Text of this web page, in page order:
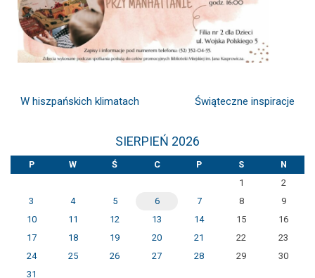
W hiszpańskich klimatach Świąteczne inspiracje
SIERPIEŃ 2026
P W Ś C P S
N
1
2
3
4 5 6 7 8
9
10
11 12 13 14 15
16
17
18 19 20 21 22
23
24
25 26 27 28 29
30
31